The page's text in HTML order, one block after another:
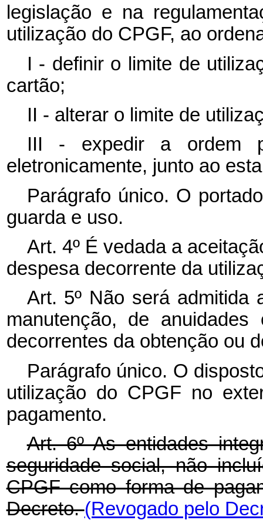
legislação e na
utilização do CPGF, ao
I - definir o limite de
cartão;
II - alterar o limite de
III - expedir a ordem
eletronicamente, junto ao
Parágrafo único. O
guarda e uso.
Art. 4º É vedada a
despesa decorrente da
Art. 5º Não será admitida
manutenção, de
decorrentes da obtenção ou
Parágrafo único. O
utilização do CPGF no
pagamento.
Art. 6º As entidades
seguridade social, não
CPGF como forma de
Decreto.(Revogado pelo